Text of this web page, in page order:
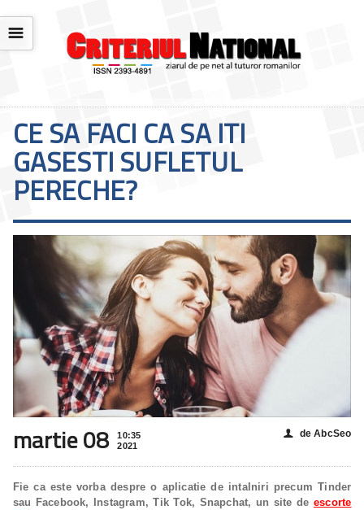
☰
CE SA FACI CA SA ITI
GASESTI SUFLETUL
PERECHE?
martie 08
10:35
2021
👤 de AbcSeo
Fie ca este vorba despre o aplicatie de intalniri precum Tinder
sau Facebook, Instagram, Tik Tok, Snapchat, un site de escorte